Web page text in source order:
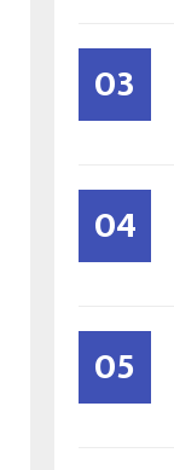
03
04
05